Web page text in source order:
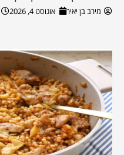
מירב בן יאיר אוגוסט 4, 2026